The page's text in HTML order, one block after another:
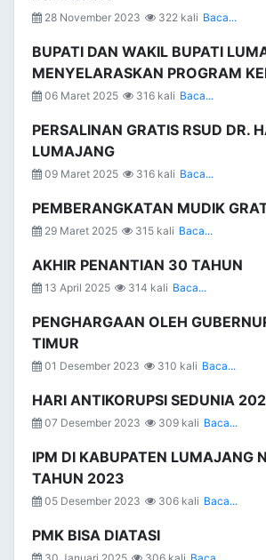
28 November 2023 322 kali Baca...
BUPATI DAN WAKIL BUPATI
MENYELARASKAN PROGRAM
06 Maret 2025 316 kali Baca...
PERSALINAN GRATIS RSUD DR.
LUMAJANG
09 Maret 2025 316 kali Baca...
PEMBERANGKATAN MUDIK
29 Maret 2025 315 kali Baca...
AKHIR PENANTIAN 30 TAHUN
13 April 2025 314 kali Baca...
PENGHARGAAN OLEH
TIMUR
01 Desember 2023 310 kali Baca...
HARI ANTIKORUPSI SEDUNIA
07 Desember 2023 309 kali Baca...
IPM DI KABUPATEN LUMAJANG
TAHUN 2023
05 Desember 2023 306 kali Baca...
PMK BISA DIATASI